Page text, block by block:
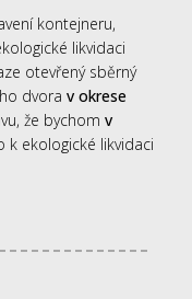
kontejneru,
likvidaci
otevřený sběrný
dvora v okrese
že bychom v
k ekologické likvidaci